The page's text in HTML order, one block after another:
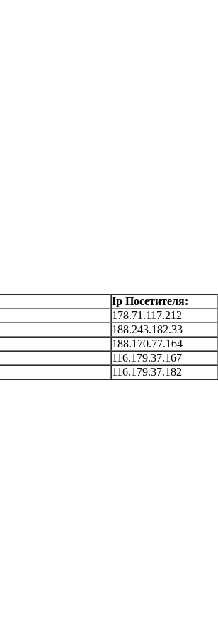
Ip Посетителя:
178.71.117.212
188.243.182.33
188.170.77.164
116.179.37.167
116.179.37.182